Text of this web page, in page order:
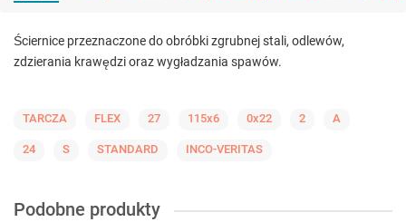
Ściernice przeznaczone do obróbki zgrubnej stali, odlewów,
zdzierania krawędzi oraz wygładzania spawów.
TARCZA FLEX 27 115x6 0x22 2 A
24 S STANDARD INCO-VERITAS
Podobne produkty